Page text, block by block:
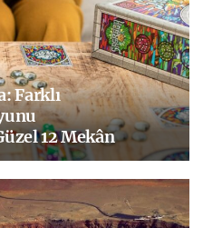
Farklı
12 Mekân